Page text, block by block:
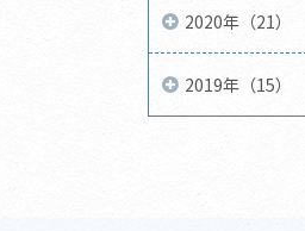
2020年（21）
2019年（15）